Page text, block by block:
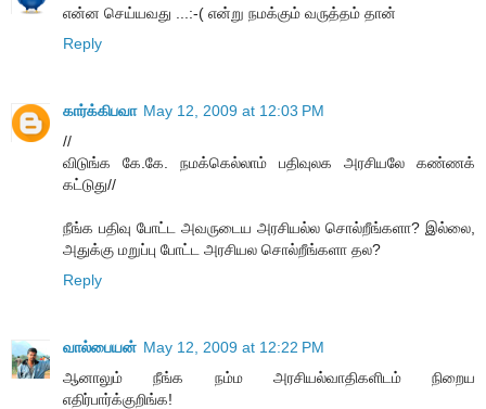
என்ன செய்யவது ...:-( என்று நமக்கும் வருத்தம் தான்
Reply
கார்க்கிபவா May 12, 2009 at 12:03 PM
//
விடுங்க கே.கே. நமக்கெல்லாம் பதிவுலக அரசியலே கண்ணக்
கட்டுது//
நீங்க பதிவு போட்ட அவருடைய அரசியல்ல சொல்றீங்களா? இல்லை,
அதுக்கு மறுப்பு போட்ட அரசியல சொல்றீங்களா தல?
Reply
வால்பையன் May 12, 2009 at 12:22 PM
ஆனாலும் நீங்க நம்ம அரசியல்வாதிகளிடம் நிறைய
எதிர்பார்க்குறிங்க!